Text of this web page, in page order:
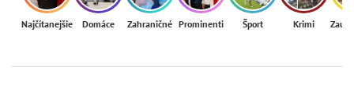
Najčítanejšie Domáce Zahraničné Prominenti Šport Krimi